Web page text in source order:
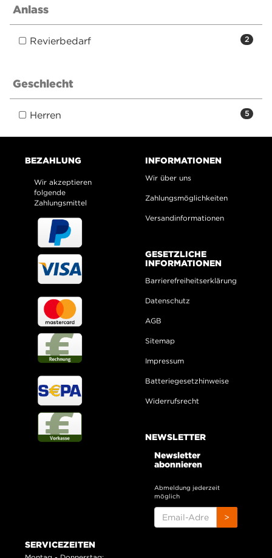
Anlass
2
Revierbedarf
Geschlecht
5
Herren
BEZAHLUNG
Wir akzeptieren
folgende
Zahlungsmittel
INFORMATIONEN
Wir über uns
Zahlungsmöglichkeiten
Versandinformationen
GESETZLICHE
INFORMATIONEN
Barrierefreiheitserklärung
Datenschutz
AGB
Sitemap
Impressum
Batteriegesetzhinweise
Widerrufsrecht
NEWSLETTER
Newsletter
abonnieren
Abmeldung jederzeit
möglich
EMAIL-
ADRESSE
>
SERVICEZEITEN